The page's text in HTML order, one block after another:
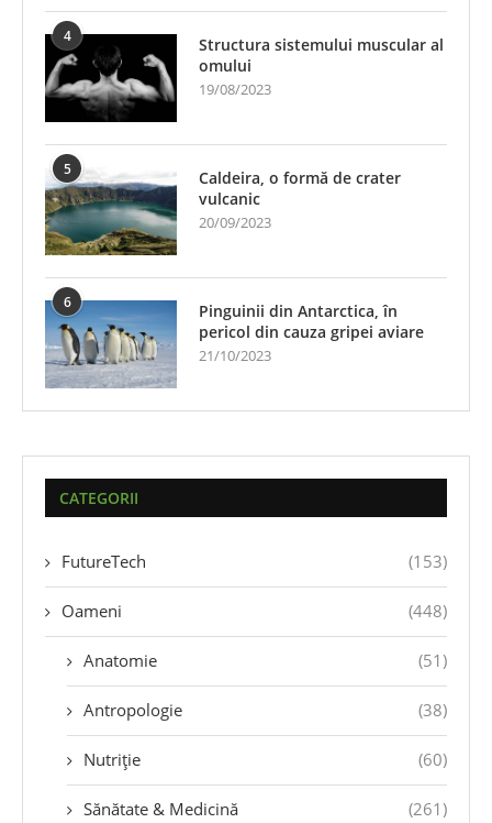
4
Structura sistemului muscular al
omului
19/08/2023
5
Caldeira, o formă de crater
vulcanic
20/09/2023
6
Pinguinii din Antarctica, în
pericol din cauza gripei aviare
21/10/2023
CATEGORII
FutureTech (153)
Oameni (448)
Anatomie (51)
Antropologie (38)
Nutriție (60)
Sănătate & Medicină (261)